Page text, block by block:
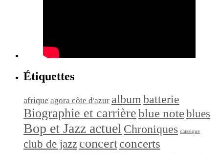
Étiquettes
afrique agora côte d'azur albumbatterie
Biographie et carrièreblue noteblues
Bop et Jazz actuel Chroniques classique
club de jazz concertconcerts